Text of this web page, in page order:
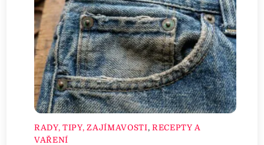
RADY, TIPY, ZAJÍMAVOSTI, RECEPTY A
VAŘENÍ